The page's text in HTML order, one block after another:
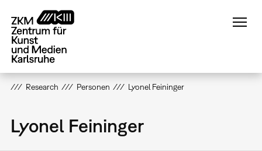
zum
Inhalt
Research Personen Lyonel Feininger
Lyonel Feininger